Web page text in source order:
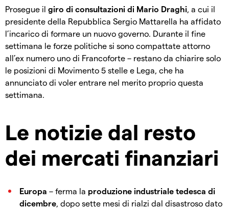
Prosegue il giro di consultazioni di Mario Draghi, a cui il
presidente della Repubblica Sergio Mattarella ha affidato
l’incarico di formare un nuovo governo. Durante il fine
settimana le forze politiche si sono compattate attorno
all’ex numero uno di Francoforte – restano da chiarire solo
le posizioni di Movimento 5 stelle e Lega, che ha
annunciato di voler entrare nel merito proprio questa
settimana.
Le notizie dal resto
dei mercati finanziari
Europa – ferma la produzione industriale tedesca di
dicembre, dopo sette mesi di rialzi dal disastroso dato